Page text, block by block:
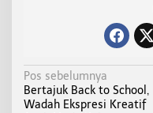
N
a
Pos sebelumnya
Bertajuk Back to School,
Wadah Ekspresi Kreatif